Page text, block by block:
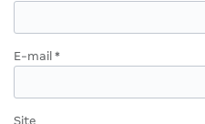
E-mail *
Site